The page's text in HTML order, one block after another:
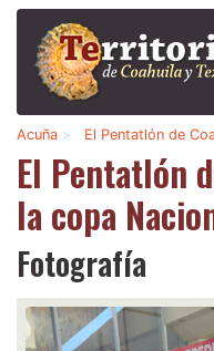
Acuña > El Pentatlón de
El Pentatlón
la copa
Fotografía